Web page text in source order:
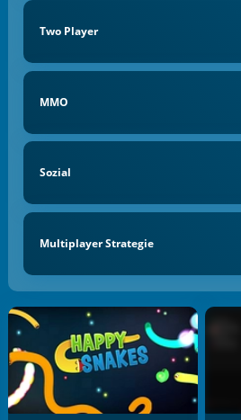
Two Player
MMO
Sozial
Multiplayer Strategie